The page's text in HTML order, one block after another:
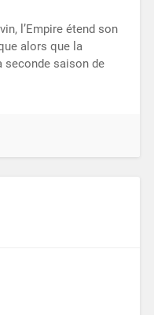
l’Empire étend son
alors que la
seconde saison de